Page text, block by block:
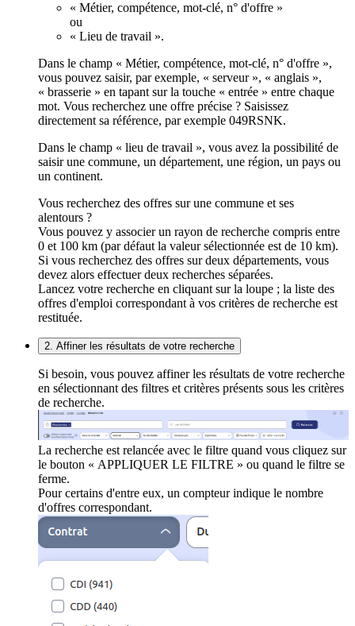
« Métier, compétence, mot-clé, n° d'offre »
ou
« Lieu de travail ».
Dans le champ « Métier, compétence, mot-clé, n° d'offre »,
vous pouvez saisir, par exemple, « serveur », « anglais »,
« brasserie » en tapant sur la touche « entrée » entre chaque
mot. Vous recherchez une offre précise ? Saisissez
directement sa référence, par exemple 049RSNK.
Dans le champ « lieu de travail », vous avez la possibilité de
saisir une commune, un département, une région, un pays ou
un continent.
Vous recherchez des offres sur une commune et ses
alentours ?
Vous pouvez y associer un rayon de recherche compris entre
0 et 100 km (par défaut la valeur sélectionnée est de 10 km).
Si vous recherchez des offres sur deux départements, vous
devez alors effectuer deux recherches séparées.
Lancez votre recherche en cliquant sur la loupe ; la liste des
offres d'emploi correspondant à vos critères de recherche est
restituée.
2. Affiner les résultats de votre recherche
Si besoin, vous pouvez affiner les résultats de votre recherche
en sélectionnant des filtres et critères présents sous les critères
de recherche.
La recherche est relancée avec le filtre quand vous cliquez sur
le bouton « APPLIQUER LE FILTRE » ou quand le filtre se
ferme.
Pour certains d'entre eux, un compteur indique le nombre
d'offres correspondant.